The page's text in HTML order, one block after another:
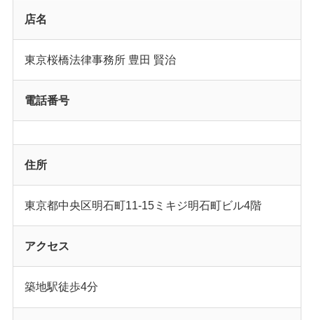
店名
東京桜橋法律事務所 豊田 賢治
電話番号
住所
東京都中央区明石町11-15ミキジ明石町ビル4階
アクセス
築地駅徒歩4分